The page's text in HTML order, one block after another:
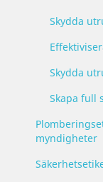
Skydda
Skydda
Skapa full
myndigheter